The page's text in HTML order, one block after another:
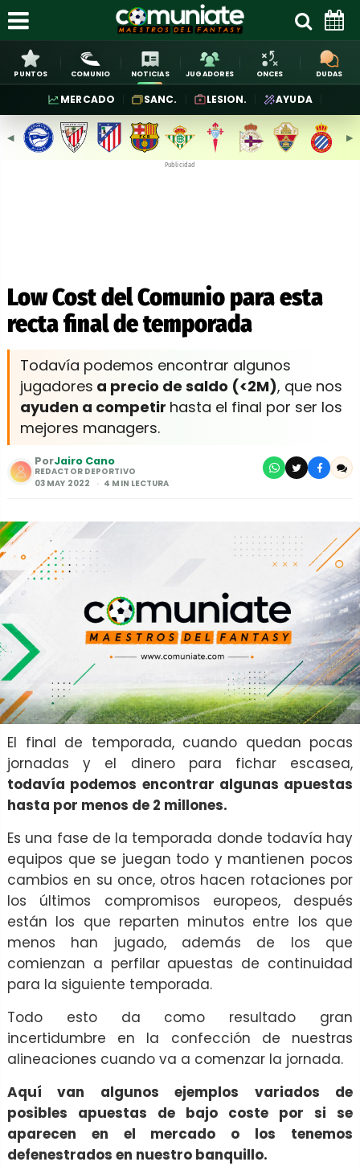
PUNTOS COMUNIO NOTICIAS JUGADORES ONCES DUDAS
MERCADO SANC. LESION. AYUDA
◀︎ ▶︎
Publicidad
Low Cost del Comunio para esta
recta final de temporada
Todavía podemos encontrar algunos
jugadores a precio de saldo (<2M), que nos
ayuden a competir hasta el final por ser los
mejores managers.
PorJairo Cano
REDACTOR DEPORTIVO
03 MAY 2022
4 MIN LECTURA
El final de temporada, cuando quedan pocas
jornadas y el dinero para fichar escasea,
todavía podemos encontrar algunas apuestas
hasta por menos de 2 millones.
Es una fase de la temporada donde todavía hay
equipos que se juegan todo y mantienen pocos
cambios en su once, otros hacen rotaciones por
los últimos compromisos europeos, después
están los que reparten minutos entre los que
menos han jugado, además de los que
comienzan a perfilar apuestas de continuidad
para la siguiente temporada.
Todo esto da como resultado gran
incertidumbre en la confección de nuestras
alineaciones cuando va a comenzar la jornada.
Aquí van algunos ejemplos variados de
posibles apuestas de bajo coste por si se
aparecen en el mercado o los tenemos
defenestrados en nuestro banquillo.